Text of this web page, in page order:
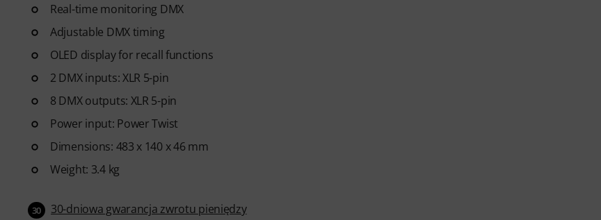
Real-time monitoring DMX
Adjustable DMX timing
OLED display for recall functions
2 DMX inputs: XLR 5-pin
8 DMX outputs: XLR 5-pin
Power input: Power Twist
Dimensions: 483 x 140 x 46 mm
Weight: 3.4 kg
30 30-dniowa gwarancja zwrotu pieniędzy